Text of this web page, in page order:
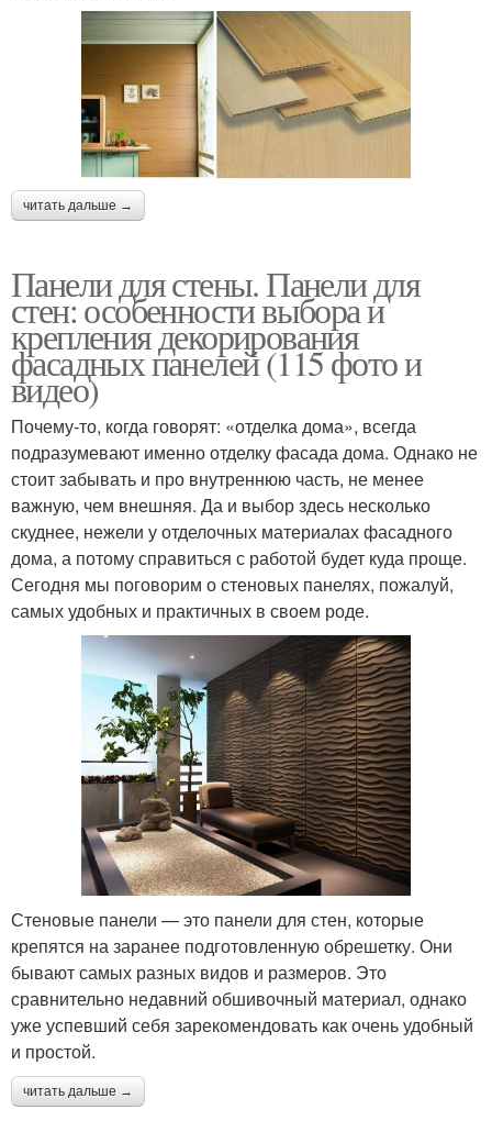
читать дальше →
Панели для стены. Панели для
стен: особенности выбора и
крепления декорирования
фасадных панелей (115 фото и
видео)
Почему-то, когда говорят: «отделка дома», всегда
подразумевают именно отделку фасада дома. Однако не
стоит забывать и про внутреннюю часть, не менее
важную, чем внешняя. Да и выбор здесь несколько
скуднее, нежели у отделочных материалах фасадного
дома, а потому справиться с работой будет куда проще.
Сегодня мы поговорим о стеновых панелях, пожалуй,
самых удобных и практичных в своем роде.
Стеновые панели — это панели для стен, которые
крепятся на заранее подготовленную обрешетку. Они
бывают самых разных видов и размеров. Это
сравнительно недавний обшивочный материал, однако
уже успевший себя зарекомендовать как очень удобный
и простой.
читать дальше →